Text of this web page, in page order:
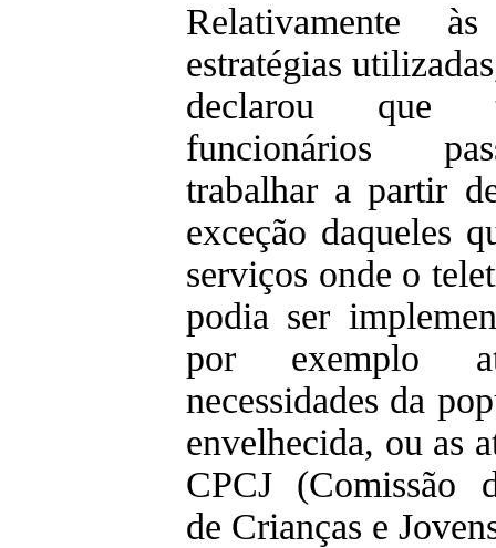
Relativamente
estratégias
declarou que
funcionários
trabalhar a partir
exceção daqueles
serviços onde o
podia ser
por exemplo
necessidades da
envelhecida, ou as
CPCJ (Comissão
de Crianças e